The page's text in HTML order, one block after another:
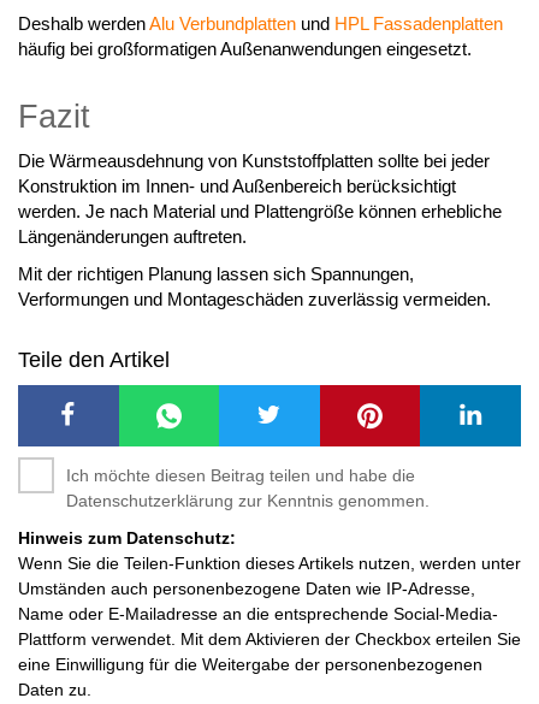
Deshalb werdenAlu Verbundplatten und HPL Fassadenplatten
häufig bei großformatigen Außenanwendungen eingesetzt.
Fazit
Die Wärmeausdehnung von Kunststoffplatten sollte bei jeder
Konstruktion im Innen- und Außenbereich berücksichtigt
werden. Je nach Material und Plattengröße können erhebliche
Längenänderungen auftreten.
Mit der richtigen Planung lassen sich Spannungen,
Verformungen und Montageschäden zuverlässig vermeiden.
Teile den Artikel
Ich möchte diesen Beitrag teilen und habe die
Datenschutzerklärung zur Kenntnis genommen.
Hinweis zum Datenschutz:
Wenn Sie die Teilen-Funktion dieses Artikels nutzen, werden unter
Umständen auch personenbezogene Daten wie IP-Adresse,
Name oder E-Mailadresse an die entsprechende Social-Media-
Plattform verwendet. Mit dem Aktivieren der Checkbox erteilen Sie
eine Einwilligung für die Weitergabe der personenbezogenen
Daten zu.